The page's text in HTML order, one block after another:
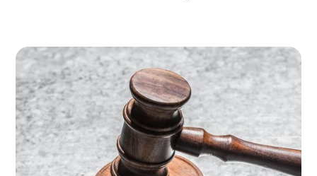
Mehr erfahren